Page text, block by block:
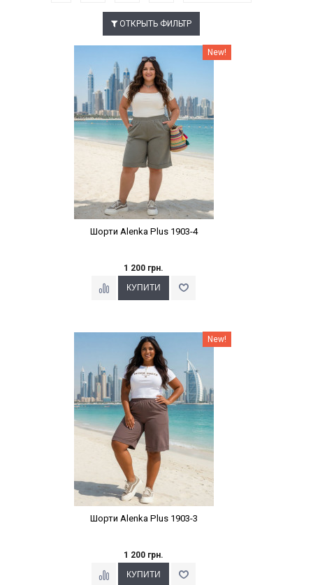
ОТКРЫТЬ ФИЛЬТР
New!
Шорти Alenka Plus 1903-4
1 200 грн.
Наклейки Варіант з % New!
Шорти Alenka Plus 1903-3
1 200 грн.